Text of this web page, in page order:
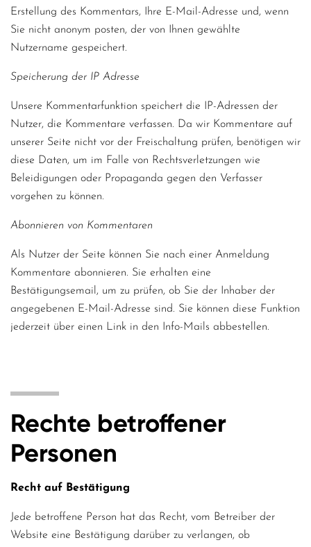
Erstellung des Kommentars, Ihre E-Mail-Adresse und, wenn
Sie nicht anonym posten, der von Ihnen gewählte
Nutzername gespeichert.
Speicherung der IP Adresse
Unsere Kommentarfunktion speichert die IP-Adressen der
Nutzer, die Kommentare verfassen. Da wir Kommentare auf
unserer Seite nicht vor der Freischaltung prüfen, benötigen wir
diese Daten, um im Falle von Rechtsverletzungen wie
Beleidigungen oder Propaganda gegen den Verfasser
vorgehen zu können.
Abonnieren von Kommentaren
Als Nutzer der Seite können Sie nach einer Anmeldung
Kommentare abonnieren. Sie erhalten eine
Bestätigungsemail, um zu prüfen, ob Sie der Inhaber der
angegebenen E-Mail-Adresse sind. Sie können diese Funktion
jederzeit über einen Link in den Info-Mails abbestellen.
Rechte betroffener
Personen
Recht auf Bestätigung
Jede betroffene Person hat das Recht, vom Betreiber der
Website eine Bestätigung darüber zu verlangen, ob